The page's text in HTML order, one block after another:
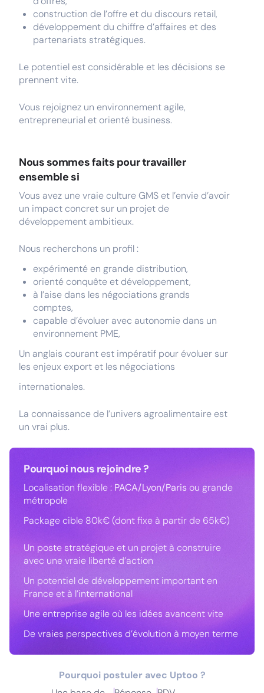
construction de l’offre et du discours retail,
développement du chiffre d’affaires et des
partenariats stratégiques.
Le potentiel est considérable et les décisions se
prennent vite.
Vous rejoignez un environnement agile,
entrepreneurial et orienté business.
Nous sommes faits pour travailler
ensemble si
Vous avez une vraie culture GMS et l’envie d’avoir
un impact concret sur un projet de
développement ambitieux.
Nous recherchons un profil :
expérimenté en grande distribution,
orienté conquête et développement,
à l’aise dans les négociations grands
comptes,
capable d’évoluer avec autonomie dans un
environnement PME,
Un anglais courant est impératif pour évoluer sur
les enjeux export et les négociations
internationales.
La connaissance de l’univers agroalimentaire est
un vrai plus.
Pourquoi nous rejoindre ?
Localisation flexible : PACA/Lyon/Parisou grande
métropole
Package cible 80k€ (dont fixe à partir de 65k€)
Un poste stratégique et un projet à construire
avec une vraie liberté d’action
Un potentiel de développement important en
France et à l’international
Une entreprise agile où les idées avancent vite
De vraies perspectives d’évolution à moyen terme
Pourquoi postuler avec Uptoo ?